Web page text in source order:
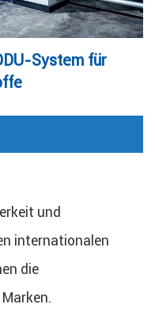
System für
und
internationalen
die